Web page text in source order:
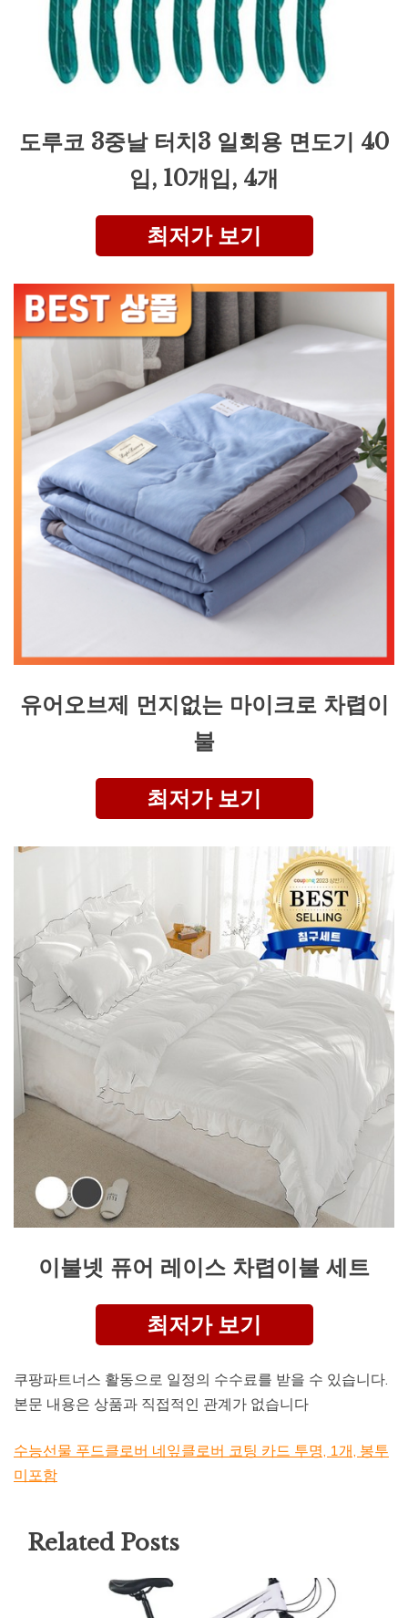
도루코 3중날 터치3 일회용 면도기 40
입, 10개입, 4개
최저가 보기
유어오브제 먼지없는 마이크로 차렵이
불
최저가 보기
이불넷 퓨어 레이스 차렵이불 세트
최저가 보기
쿠팡파트너스 활동으로 일정의 수수료를 받을 수 있습니다.
본문 내용은 상품과 직접적인 관계가 없습니다
수능선물 푸드클로버 네잎클로버 코팅 카드 투명, 1개, 봉투
미포함
Related Posts